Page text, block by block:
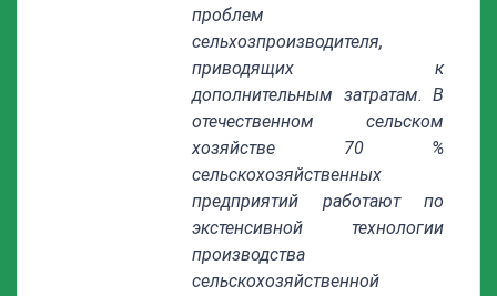
проблем
сельхозпроизводителя,
приводящих к
дополнительным затратам. В
отечественном сельском
хозяйстве 70 %
сельскохозяйственных
предприятий работают по
экстенсивной технологии
производства
сельскохозяйственной